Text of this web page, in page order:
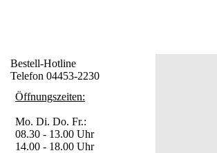
Bestell-Hotline
Telefon 04453-2230
Öffnungszeiten:
Mo. Di. Do. Fr.:
08.30 - 13.00 Uhr
14.00 - 18.00 Uhr